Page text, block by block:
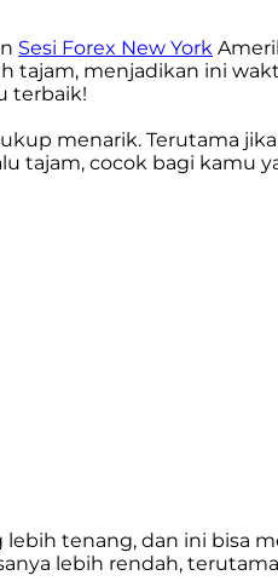
Sesi Forex New York
tajam, menjadikan ini
terbaik!
menarik. Terutama
tajam, cocok bagi kamu
tenang, dan ini bisa
lebih rendah,